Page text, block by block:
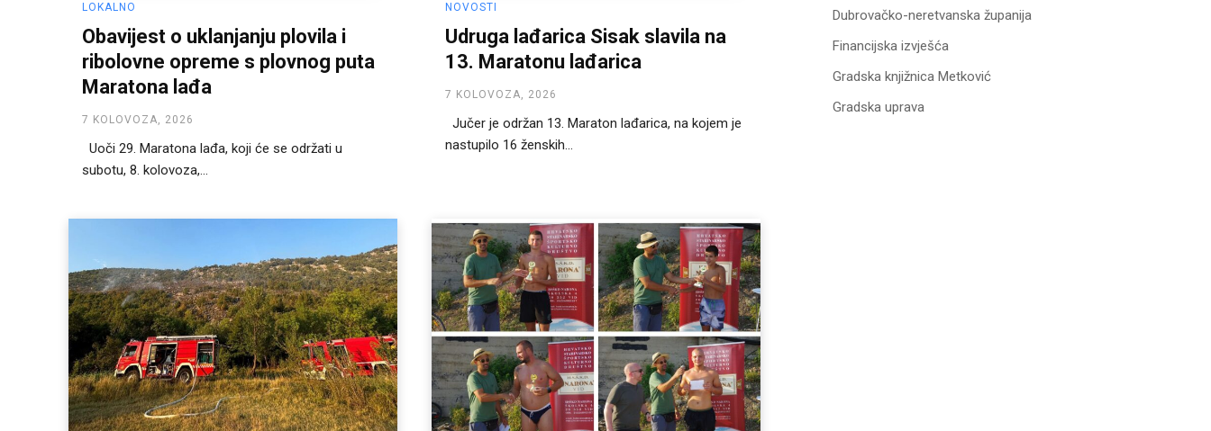
LOKALNO
Obavijest o uklanjanju plovila i
ribolovne opreme s plovnog puta
Maratona lađa
7 KOLOVOZA, 2026
Uoči 29. Maratona lađa, koji će se održati u
subotu, 8. kolovoza,...
NOVOSTI
Udruga lađarica Sisak slavila na
13. Maratonu lađarica
7 KOLOVOZA, 2026
Jučer je održan 13. Maraton lađarica, na kojem je
nastupilo 16 ženskih...
Dubrovačko-neretvanska županija
Financijska izvješća
Gradska knjižnica Metković
Gradska uprava